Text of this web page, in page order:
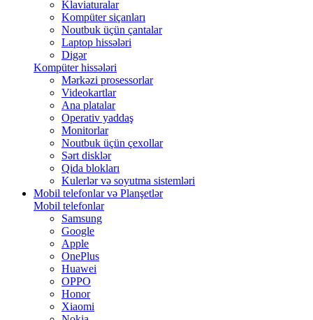
Klaviaturalar
Kompüter siçanları
Noutbuk üçün çantalar
Laptop hissələri
Digər
Kompüter hissələri
Mərkəzi prosessorlar
Videokartlar
Ana platalar
Operativ yaddaş
Monitorlar
Noutbuk üçün çexollar
Sərt disklər
Qida blokları
Kulerlər və soyutma sistemləri
Mobil telefonlar və Planşetlər
Mobil telefonlar
Samsung
Google
Apple
OnePlus
Huawei
OPPO
Honor
Xiaomi